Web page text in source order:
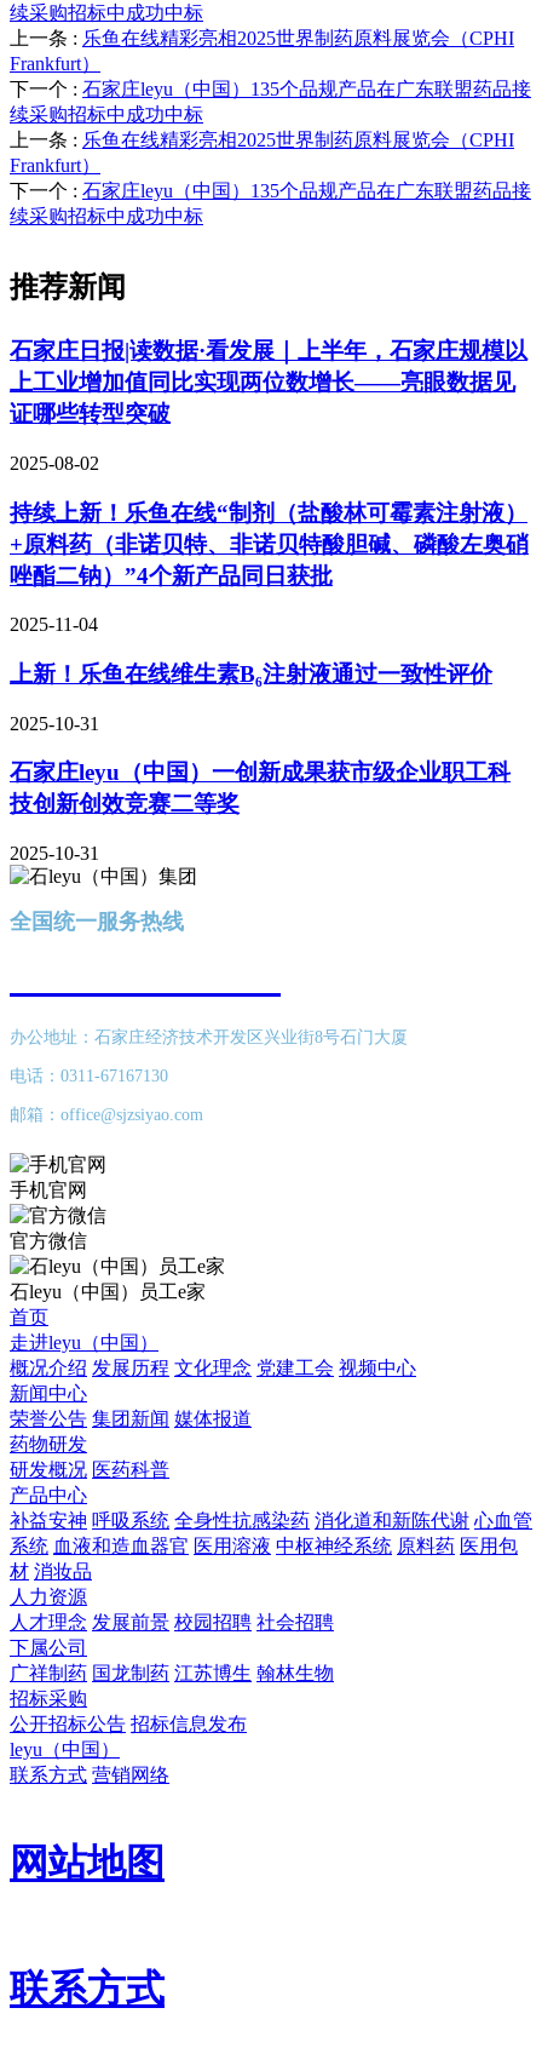
续采购招标中成功中标
上一条 : 乐鱼在线精彩亮相2025世界制药原料展览会（CPHI
Frankfurt）
下一个 : 石家庄leyu（中国）135个品规产品在广东联盟药品接
续采购招标中成功中标
上一条 : 乐鱼在线精彩亮相2025世界制药原料展览会（CPHI
Frankfurt）
下一个 : 石家庄leyu（中国）135个品规产品在广东联盟药品接
续采购招标中成功中标
推荐新闻
石家庄日报|读数据·看发展｜上半年，石家庄规模以
上工业增加值同比实现两位数增长——亮眼数据见
证哪些转型突破
2025-08-02
持续上新！乐鱼在线“制剂（盐酸林可霉素注射液）
+原料药（非诺贝特、非诺贝特酸胆碱、磷酸左奥硝
唑酯二钠）”4个新产品同日获批
2025-11-04
上新！乐鱼在线维生素B₆注射液通过一致性评价
2025-10-31
石家庄leyu（中国）一创新成果获市级企业职工科
技创新创效竞赛二等奖
2025-10-31
全国统一服务热线
办公地址：石家庄经济技术开发区兴业街8号石门大厦
电话：0311-67167130
邮箱：office@sjzsiyao.com
手机官网
官方微信
石leyu（中国）员工e家
首页
走进leyu（中国）
概况介绍 发展历程 文化理念 党建工会 视频中心
新闻中心
荣誉公告 集团新闻 媒体报道
药物研发
研发概况 医药科普
产品中心
补益安神 呼吸系统 全身性抗感染药 消化道和新陈代谢 心血管
系统 血液和造血器官 医用溶液 中枢神经系统 原料药 医用包
材 消妆品
人力资源
人才理念 发展前景 校园招聘 社会招聘
下属公司
广祥制药 国龙制药 江苏博生 翰林生物
招标采购
公开招标公告 招标信息发布
leyu（中国）
联系方式 营销网络
网站地图
联系方式